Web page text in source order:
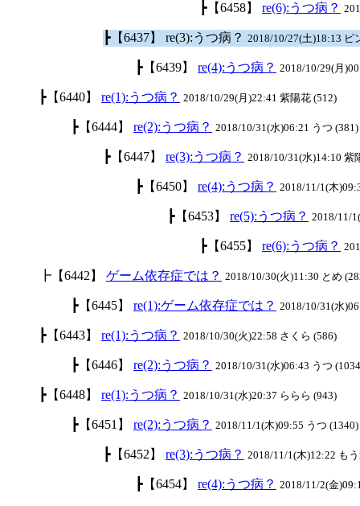
┣【6458】 re(6):うつ病？
┣【6437】 re(3):うつ病？ 2018/10/27(土)18:13 ピ
┣【6439】 re(4):うつ病？ 2018/10/29(月
┣【6440】 re(1):うつ病？ 2018/10/29(月)22:41 紫陽花 (512)
┣【6444】 re(2):うつ病？ 2018/10/31(水)06:21 うつ (381)
┣【6447】 re(3):うつ病？ 2018/10/31(水)14:10 紫
┣【6450】 re(4):うつ病？ 2018/11/1(木
┣【6453】 re(5):うつ病？ 2018/11/
┣【6455】 re(6):うつ病？
┣【6442】 ゲーム依存症では？ 2018/10/30(火)11:30 とめ
┣【6445】 re(1):ゲーム依存症では？ 2018/10/31(水
┣【6443】 re(1):うつ病？ 2018/10/30(火)22:58 さくら (586)
┣【6446】 re(2):うつ病？ 2018/10/31(水)06:43 うつ
┣【6448】 re(1):うつ病？ 2018/10/31(水)20:37 ららら (943)
┣【6451】 re(2):うつ病？ 2018/11/1(木)09:55 うつ (1340)
┣【6452】 re(3):うつ病？ 2018/11/1(木)12:22 も
┣【6454】 re(4):うつ病？ 2018/11/2(金